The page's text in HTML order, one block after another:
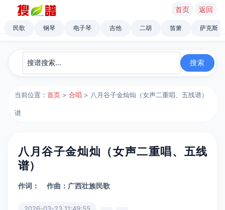
首页 返回
民歌 钢琴 电子琴 吉他 二胡 笛箫 萨克斯
当前位置：首页 >合唱 > 八月谷子金灿灿（女声二重唱、五线谱）
谱
八月谷子金灿灿（女声二重唱、五线
谱）
作词： 作曲：广西壮族民歌